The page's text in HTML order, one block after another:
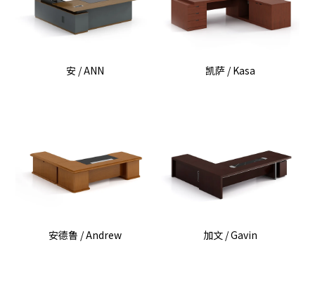
安 / ANN 凯萨 / Kasa
安德鲁 / Andrew 加文 / Gavin